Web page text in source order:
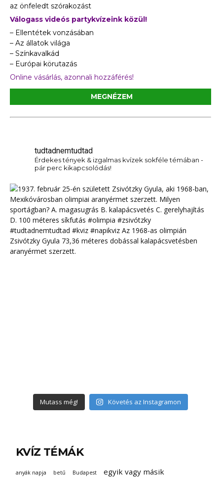
az önfeledt szórakozást
Válogass videós partykvízeink közül!
– Ellentétek vonzásában
– Az állatok világa
– Színkavalkád
– Európai körutazás
Online vásárlás, azonnali hozzáférés!
MEGNÉZEM
tudtadnemtudtad
Érdekes tények & izgalmas kvízek sokféle témában -
pár perc kikapcsolódás!
Mutass még! Követés az Instagramon
KVÍZ TÉMÁK
anyák napja betű Budapest egyik vagy másik